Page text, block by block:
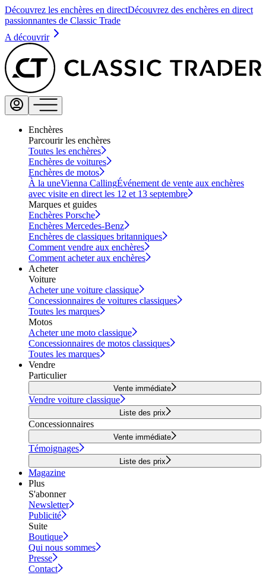
Découvrez les enchères en directDécouvrez des enchères en direct
passionnantes de Classic Trade
A découvrir
Enchères
Parcourir les enchères
Toutes les enchères
Enchères de voitures
Enchères de motos
À la uneVienna CallingÉvénement de vente aux enchères
avec visite en direct les 12 et 13 septembre
Marques et guides
Enchères Porsche
Enchères Mercedes-Benz
Enchères de classiques britanniques
Comment vendre aux enchères
Comment acheter aux enchères
Acheter
Voiture
Acheter une voiture classique
Concessionnaires de voitures classiques
Toutes les marques
Motos
Acheter une moto classique
Concessionnaires de motos classiques
Toutes les marques
Vendre
Particulier
Vente immédiate
Vendre voiture classique
Liste des prix
Concessionnaires
Vente immédiate
Témoignages
Liste des prix
Magazine
Plus
S'abonner
Newsletter
Publicité
Suite
Boutique
Qui nous sommes
Presse
Contact